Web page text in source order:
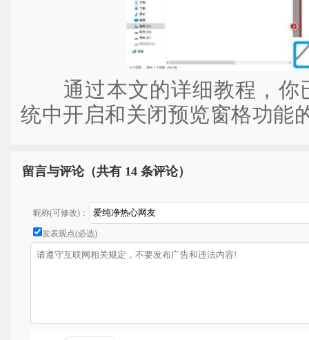
通过本文的详细教程，你
统中开启和关闭预览窗格功能
留言与评论（共有 14 条评论）
昵称(可修改)：
发表观点(必选)